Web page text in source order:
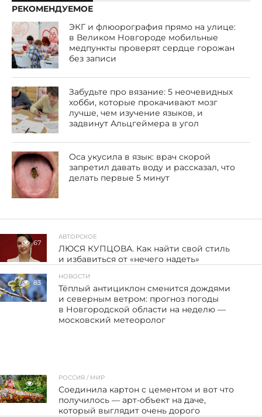
РЕКОМЕНДУЕМОЕ
ЭКГ и флюорография прямо на улице:
в Великом Новгороде мобильные
медпункты проверят сердце горожан
без записи
Забудьте про вязание: 5 неочевидных
хобби, которые прокачивают мозг
лучше, чем изучение языков, и
задвинут Альцгеймера в угол
Оса укусила в язык: врач скорой
запретил давать воду и рассказал, что
делать первые 5 минут
67
АВТОРСКОЕ
ЛЮСЯ КУПЦОВА. Как найти свой стиль
и избавиться от «нечего надеть»
83
НОВОСТИ
Тёплый антициклон сменится дождями
и северным ветром: прогноз погоды
в Новгородской области на неделю —
московский метеоролог
9
РОССИЯ / МИР
Соединила картон с цементом и вот что
получилось — арт-объект на даче,
который выглядит очень дорого